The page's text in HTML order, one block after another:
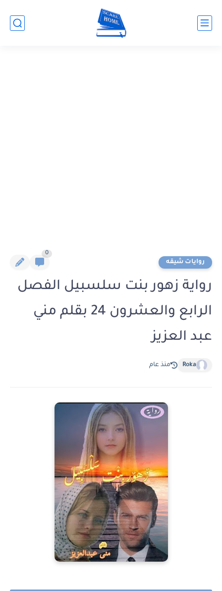
روايات شيقه
0
رواية زهور بنت سلسبيل الفصل
الرابع والعشرون 24 بقلم مني
عبد العزيز
Roka منذ عام